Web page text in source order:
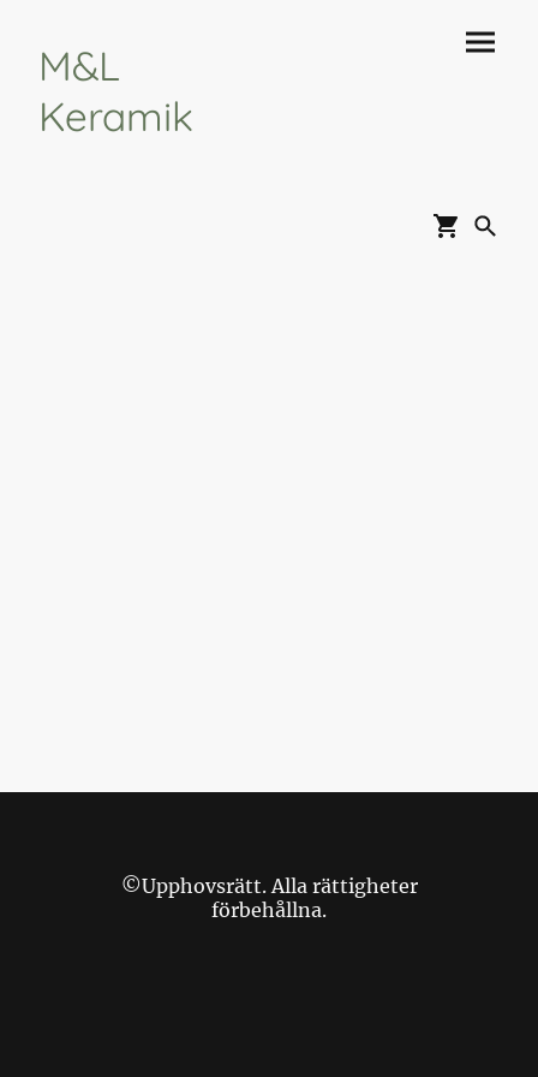
M&L
Keramik
©Upphovsrätt. Alla rättigheter
förbehållna.